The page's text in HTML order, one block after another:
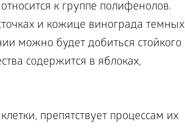
к группе полифенолов.
и кожице винограда темных
можно будет добиться стойкого
содержится в яблоках,
препятствует процессам их